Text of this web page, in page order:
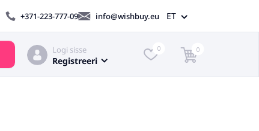
+371-223-777-09 info@wishbuy.eu ET
Logi sisse
Registreeri
0 0